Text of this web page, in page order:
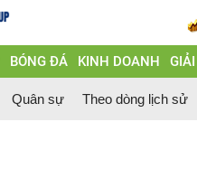
BÓNG ĐÁ KINH DOANH
Quân sự Theo dòng lịch sử